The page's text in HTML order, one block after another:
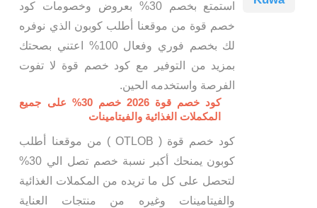
استمتع بخصم 30% بعروض وخصومات كود
خصم قوة من موقعنا أطلب كوبون الذي نوفره
لك بخصم فوري وفعال 100% اعتني بصحتك
بمزيد من التوفير مع كود خصم قوة لا تفوت
الفرصة واستخدمه الحين.
كود خصم قوة 2026 خصم 30% على جميع
المكملات الغذائية والفيتامينات
كود خصم قوة ( OTLOB ) من موقعنا أطلب
كوبون يمنحك أكبر نسبة خصم تصل الي 30%
لتحصل على كل ما تريده من المكملات الغذائية
والفيتامينات وغيره من منتجات العناية